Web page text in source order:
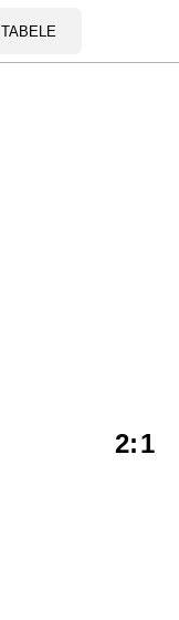
TABELE
2:1